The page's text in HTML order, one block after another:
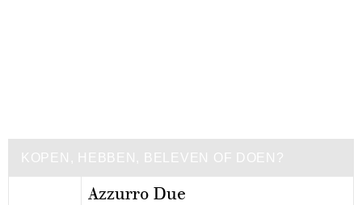
KOPEN, HEBBEN, BELEVEN OF DOEN?
Azzurro Due